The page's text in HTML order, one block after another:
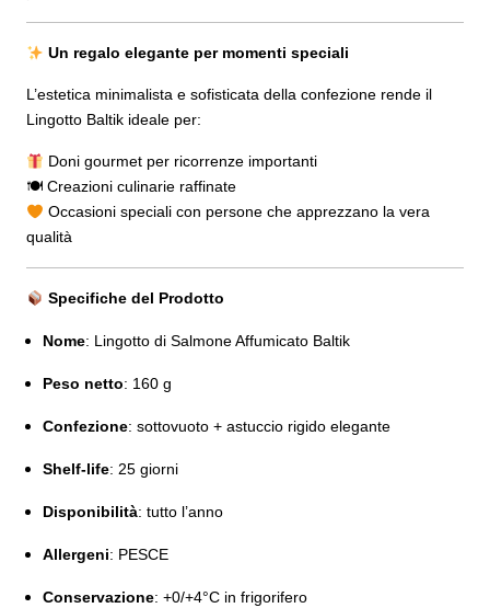
Un regalo elegante per momenti speciali
L’estetica minimalista e sofisticata della confezione rende il
Lingotto Baltik ideale per:
Doni gourmet per ricorrenze importanti
🍽 Creazioni culinarie raffinate
Occasioni speciali con persone che apprezzano la vera
qualità
Specifiche del Prodotto
Nome: Lingotto di Salmone Affumicato Baltik
Peso netto: 160 g
Confezione: sottovuoto + astuccio rigido elegante
Shelf-life: 25 giorni
Disponibilità: tutto l’anno
Allergeni: PESCE
Conservazione: +0/+4°C in frigorifero